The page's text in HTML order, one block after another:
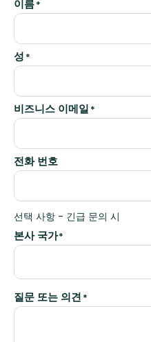
이름*
성 *
비즈니스 이메일 *
전화 번호
선택 사항 - 긴급 문의 시
본사 국가*
질문 또는 의견 *